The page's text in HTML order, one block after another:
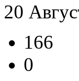
20
166
0